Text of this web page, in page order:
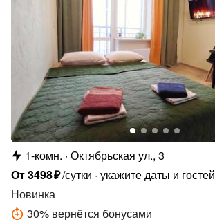
1-комн. Октябрьская ул., 3
От3498₽/сутки укажите даты и гостей
Новинка
30% вернётся бонусами